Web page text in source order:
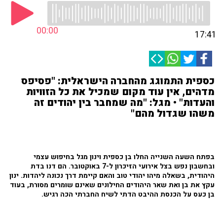
00:00 17:41
כספית התמוגג מהחברה הישראלית: "פסיפס
מדהים, אין עוד מקום שמכיל את כל הזוויות
והעדות" • מגל: "מה שמחבר בין יהודים זה
משהו שגדול מהם"
בפתח השעה השנייה החלו בן כספית וינון מגל בחיפוש עצמי
ובחשבון נפש בצל אירועי הזיכרון ל-7 באוקטובר. הם דנו בדת
היהודית, בשאלה מיהו יהודי טוב והאם קיימת דרך נכונה ליהדות. ינון
עקץ את בן ואת שאר היהודים החילונים שאינם שומרים מסורת, בעוד
בן כעס על הכנסת ההיבט הדתי לשיח החברתי הכה רגיש.